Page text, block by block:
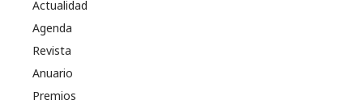
Actualidad
Agenda
Revista
Anuario
Premios